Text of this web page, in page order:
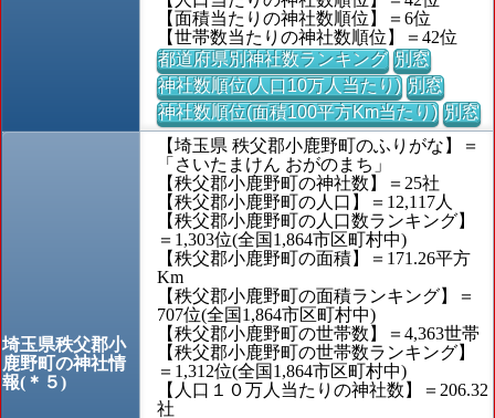
【面積当たりの神社数順位】＝6位
【世帯数当たりの神社数順位】＝42位
都道府県別神社数ランキング 別窓
神社数順位(人口10万人当たり) 別窓
神社数順位(面積100平方Km当たり) 別窓
埼玉県秩父郡小
鹿野町の神社情
報(＊５)
【埼玉県 秩父郡小鹿野町のふりがな】＝
「さいたまけん おがのまち」
【秩父郡小鹿野町の神社数】＝25社
【秩父郡小鹿野町の人口】＝12,117人
【秩父郡小鹿野町の人口数ランキング】
＝1,303位(全国1,864市区町村中)
【秩父郡小鹿野町の面積】＝171.26平方
Km
【秩父郡小鹿野町の面積ランキング】＝
707位(全国1,864市区町村中)
【秩父郡小鹿野町の世帯数】＝4,363世帯
【秩父郡小鹿野町の世帯数ランキング】
＝1,312位(全国1,864市区町村中)
【人口１０万人当たりの神社数】＝206.32
社